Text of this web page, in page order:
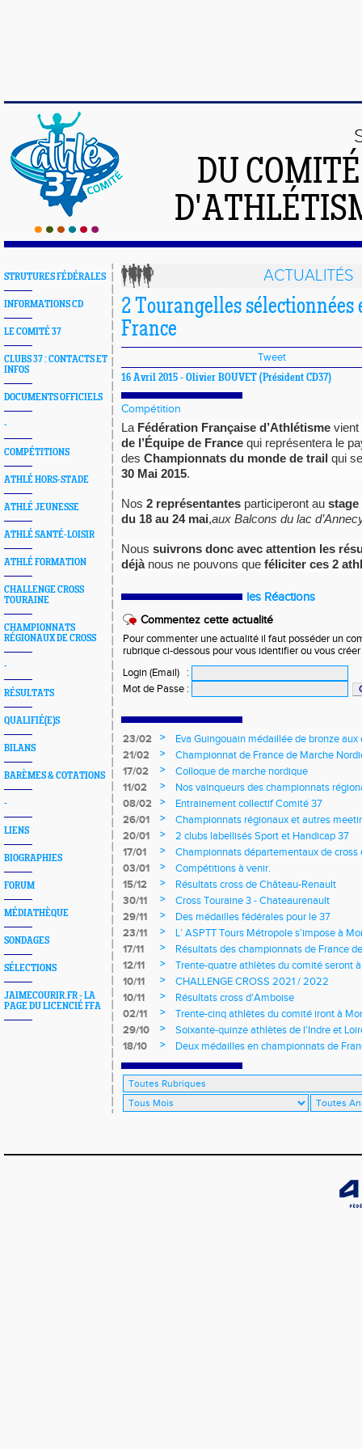
DU
STRUTURES FÉDÉRALES
INFORMATIONS CD
LE COMITÉ 37
CLUBS 37 : CONTACTS ET
INFOS
DOCUMENTS OFFICIELS
-
COMPÉTITIONS
ATHLÉ HORS-STADE
ATHLÉ JEUNESSE
ATHLÉ SANTÉ-LOISIR
ATHLÉ FORMATION
CHALLENGE CROSS
TOURAINE
CHAMPIONNATS
RÉGIONAUX DE CROSS
-
RÉSULTATS
QUALIFIÉ(E)S
BILANS
BARÈMES & COTATIONS
-
LIENS
BIOGRAPHIES
FORUM
MÉDIATHÈQUE
SONDAGES
SÉLECTIONS
JAIMECOURIR.FR - LA
PAGE DU LICENCIÉ FFA
ACTUALITÉS
2 Tourangelles sélectionnées
France
Tweet
16 Avril 2015 - Olivier BOUVET (Président CD37)
Compétition
La Fédération Française d’Athlétisme
de l’Équipe de France qui représentera le
des Championnats du monde de trail qui
30 Mai 2015.
Nos 2 représentantes participeront au stage
du 18 au 24 mai,aux Balcons du lac
Nous suivrons donc avec attention les
déjànous ne pouvons que féliciter ces 2
les Réactions
Commentez cette actualité
Pour commenter une actualité il faut posséder un
rubrique ci-dessous pour vous identifier ou vous
Login (Email)
:
Mot de Passe :
23/02 >
Eva Guingouain médaillée de bronze
jeunes
21/02 >
Championnat de France de Marche
17/02
>
Colloque de marche nordique
11/02
>
Nos vainqueurs des championnats
08/02
>
Entrainement collectif Comité 37
26/01
>
Championnats régionaux et autres
20/01
>
2 clubs labellisés Sport et Handicap 37
17/01
>
Championnats départementaux de cross
longs et meetings en salle
03/01 >
Compétitions à venir.
15/12
>
Résultats cross de Château-Renault
30/11
>
Cross Touraine 3 - Chateaurenault
29/11
>
Des médailles fédérales pour le 37
23/11
>
L’ ASPTT Tours Métropole s'impose à
17/11
>
Résultats des championnats de France
12/11
>
Trente-quatre athlètes du comité seront
10/11
>
CHALLENGE CROSS 2021 / 2022
10/11
>
Résultats cross d'Amboise
02/11
>
Trente-cinq athlètes du comité iront à
29/10
>
Soixante-quinze athlètes de l'Indre et
régionaux de cross-country 2021
18/10 > Deux médailles en championnats de